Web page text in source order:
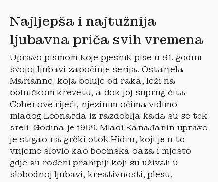
Najljepša i najtužnija
ljubavna priča svih vremena
Upravo pismom koje pjesnik piše u 81. godini
svojoj ljubavi započinje serija. Ostarjela
Marianne, koja boluje od raka, leži na
bolničkom krevetu, a dok joj suprug čita
Cohenove riječi, njezinim očima vidimo
mladog Leonarda iz razdoblja kada su se tek
sreli. Godina je 1959. Mladi Kanađanin upravo
je stigao na grčki otok Hidru, koji je u to
vrijeme slovio kao boemska oaza i mjesto
gdje su rođeni prahipiji koji su uživali u
slobodnoj ljubavi, kreativnosti, plesu,